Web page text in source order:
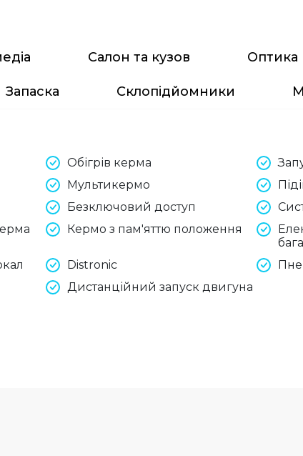
Салон та кузов Оптика
Запаска Склопідйомники
Обігрів керма
Мультикермо
Безключовий доступ
Кермо з пам'яттю положення
Distronic
Дистанційний запуск двигуна